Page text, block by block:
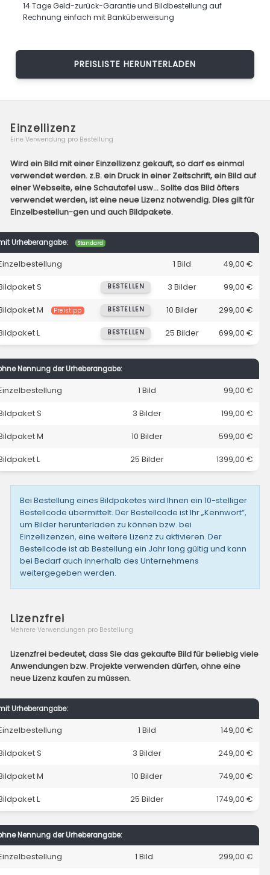
14 Tage Geld-zurück-Garantie und Bildbestellung auf
Rechnung einfach mit Banküberweisung
PREISLISTE HERUNTERLADEN
Einzellizenz
Eine Verwendung pro Bestellung
Wird ein Bild mit einer Einzellizenz gekauft, so darf es einmal
verwendet werden. z.B. ein Druck in einer Zeitschrift, ein Bild auf
einer Webseite, eine Schautafel usw... Sollte das Bild öfters
verwendet werden, ist eine neue Lizenz notwendig. Dies gilt für
Einzelbestellun-gen und auch Bildpakete.
Urheberangabe: Standard
1 Bild
49,00 €
S
BESTELLEN 3 Bilder
99,00 €
M
Preistipp BESTELLEN 10 Bilder
299,00 €
L
BESTELLEN 25 Bilder 699,00 €
Nennung der Urheberangabe:
1 Bild
99,00 €
S
3 Bilder
199,00 €
M
10 Bilder
599,00 €
L
25 Bilder 1399,00 €
Bei Bestellung eines Bildpaketes wird Ihnen ein 10-stelliger
Bestellcode übermittelt. Der Bestellcode ist Ihr „Kennwort“,
um Bilder herunterladen zu können bzw. bei
Einzellizenzen, eine weitere Lizenz zu aktivieren. Der
Bestellcode ist ab Bestellung ein Jahr lang gültig und kann
bei Bedarf auch innerhalb des Unternehmens
weitergegeben werden.
Lizenzfrei
Mehrere Verwendungen pro Bestellung
Lizenzfrei bedeutet, dass Sie das gekaufte Bild für beliebig viele
Anwendungen bzw. Projekte verwenden dürfen, ohne eine
neue Lizenz kaufen zu müssen.
Urheberangabe:
1 Bild
149,00 €
S
3 Bilder
249,00 €
M
10 Bilder
749,00 €
L
25 Bilder 1749,00 €
Nennung der Urheberangabe:
1 Bild
299,00 €